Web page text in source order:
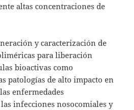
altas concentraciones de
y caracterización de
para liberación
bioactivas como
patologías de alto impacto en
enfermedades
infecciones nosocomiales y